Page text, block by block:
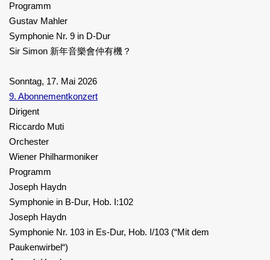
Programm
Gustav Mahler
Symphonie Nr. 9 in D-Dur
Sir Simon 新年音樂會仲有機？
Sonntag, 17. Mai 2026
9. Abonnementkonzert
Dirigent
Riccardo Muti
Orchester
Wiener Philharmoniker
Programm
Joseph Haydn
Symphonie in B-Dur, Hob. I:102
Joseph Haydn
Symphonie Nr. 103 in Es-Dur, Hob. I/103 (“Mit dem
Paukenwirbel“)